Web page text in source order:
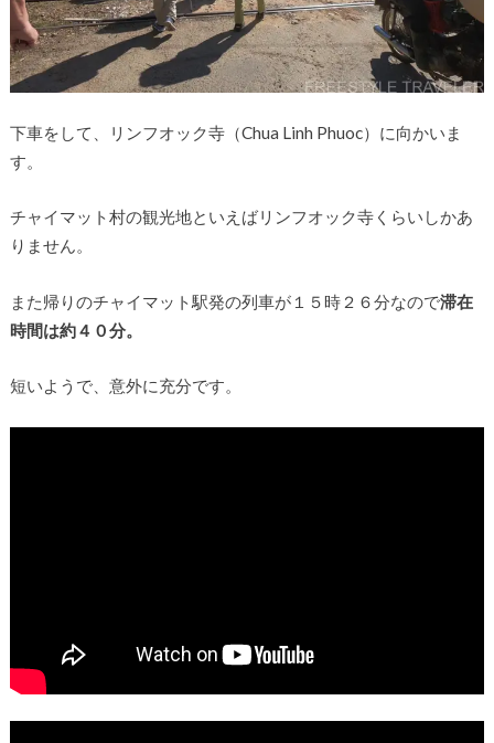
下車をして、リンフオック寺（Chua Linh Phuoc）に向かいま
す。
チャイマット村の観光地といえばリンフオック寺くらいしかあ
りません。
また帰りのチャイマット駅発の列車が１５時２６分なので滞在
時間は約４０分。
短いようで、意外に充分です。